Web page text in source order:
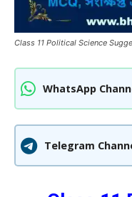
Class 11 Political Science
WhatsApp
Telegram